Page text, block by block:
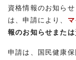
資格情報のお知ら
は、申請により、
報のお知らせまた
申請は、国民健康